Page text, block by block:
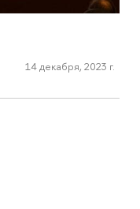
14 декабря, 2023 г.